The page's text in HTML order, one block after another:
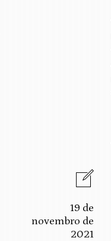
19 de
novembro de
2021